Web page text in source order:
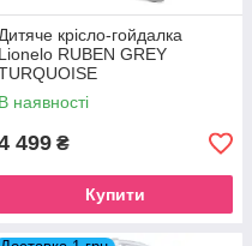
Дитяче крісло-гойдалка
Lionelo RUBEN GREY
В наявності
499 ₴
Купити